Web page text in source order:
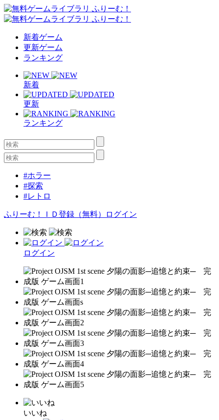
新着ゲーム
更新ゲーム
ランキング
新着
更新
ランキング
#ホラー
#探索
#レトロ
ふりーむ！ＩＤ登録（無料） ログイン
ログイン
いいね